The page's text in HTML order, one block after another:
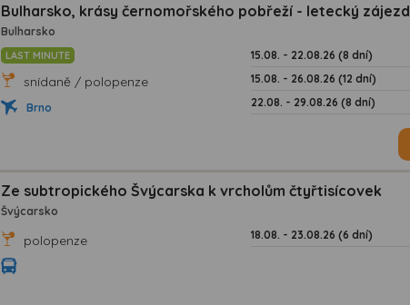
Bulharsko, krásy černomořského pobřeží - letecký zájezd
Bulharsko
LAST MINUTE
snídaně / polopenze
Brno
15.08. - 22.08.26 (8 dní)
15.08. - 26.08.26 (12 dní)
22.08. - 29.08.26 (8 dní)
Ze subtropického Švýcarska k vrcholům čtyřtisícovek
Švýcarsko
polopenze 18.08. - 23.08.26 (6 dní)